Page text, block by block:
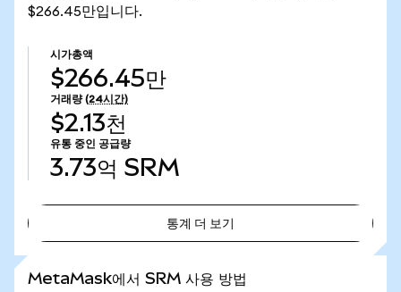
$266.45만입니다.
시가총액
$266.45만
거래량 (24시간)
$2.13천
유통 중인 공급량
3.73억 SRM
통계 더 보기
MetaMask에서 SRM 사용 방법